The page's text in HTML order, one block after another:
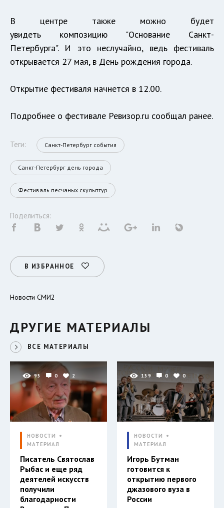
В центре также можно будет
увидеть композицию "Основание Санкт-
Петербурга". И это неслучайно, ведь фестиваль
открывается 27 мая, в День рождения города.
Открытие фестиваля начнется в 12.00.
Подробнее о фестивале Ревизор.ru сообщал ранее.
Теги: Санкт-Петербург события
Санкт-Петербург день города
Фестиваль песчаных скульптур
Поделиться:
В ИЗБРАННОЕ
Новости СМИ2
ДРУГИЕ МАТЕРИАЛЫ
ВСЕ МАТЕРИАЛЫ
95 0 2
НОВОСТИ
МАТЕРИАЛ
Писатель Святослав
Рыбас и еще ряд
деятелей искусств
получили
благодарности
159 0 0
НОВОСТИ
МАТЕРИАЛ
Игорь Бутман
готовится к
открытию первого
джазового вуза в
России